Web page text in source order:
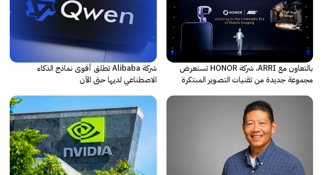
بالتعاون مع ARRI، شركة HONOR تستعرض
مجموعة جديدة من تقنيات التصوير المبتكرة
شركة Alibaba تطلق أقوى نماذج الذكاء
الاصطناعي لديها حتى الآن